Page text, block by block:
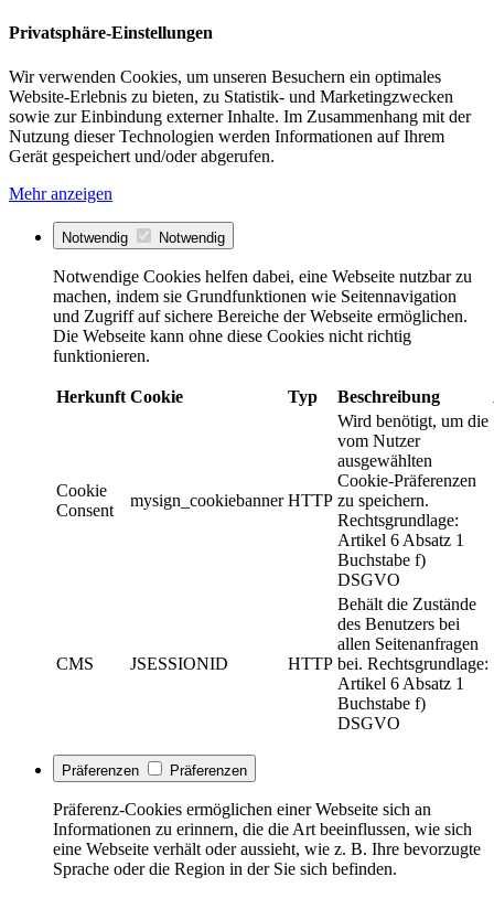
Privatsphäre-Einstellungen
Wir verwenden Cookies, um unseren Besuchern ein optimales
Website-Erlebnis zu bieten, zu Statistik- und Marketingzwecken
sowie zur Einbindung externer Inhalte. Im Zusammenhang mit der
Nutzung dieser Technologien werden Informationen auf Ihrem
Gerät gespeichert und/oder abgerufen.
Mehr anzeigen
Notwendig Notwendig
Notwendige Cookies helfen dabei, eine Webseite nutzbar zu
machen, indem sie Grundfunktionen wie Seitennavigation
und Zugriff auf sichere Bereiche der Webseite ermöglichen.
Die Webseite kann ohne diese Cookies nicht richtig
funktionieren.
Herkunft Cookie Typ Beschreibung
Cookie
Consent
mysign_cookiebanner HTTP
Wird benötigt, um die
vom Nutzer
ausgewählten
Cookie-Präferenzen
zu speichern.
Rechtsgrundlage:
Artikel 6 Absatz 1
Buchstabe f)
DSGVO
CMS JSESSIONID HTTP
Behält die Zustände
des Benutzers bei
allen Seitenanfragen
bei. Rechtsgrundlage:
Artikel 6 Absatz 1
Buchstabe f)
DSGVO
Präferenzen Präferenzen
Präferenz-Cookies ermöglichen einer Webseite sich an
Informationen zu erinnern, die die Art beeinflussen, wie sich
eine Webseite verhält oder aussieht, wie z. B. Ihre bevorzugte
Sprache oder die Region in der Sie sich befinden.